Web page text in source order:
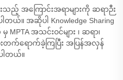
ည့် အကြောင်းအရာများကို ဆရာဉီး
ါတယ်။ အဆိုပါ Knowledge Sharing
အသင်းဝင်များ ၊ ဆရာ၊
ားတက်ရောက်ခဲ့ကြပြီး အပြန်အလှန်
ပါတယ်။